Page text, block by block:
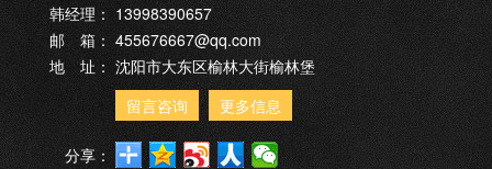
韩经理： 13998390657
邮 箱： 455676667@qq.com
地 址： 沈阳市大东区榆林大街榆林堡
留言咨询
更多信息
分享：